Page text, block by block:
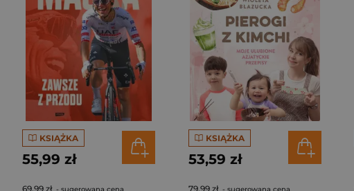
KSIĄŻKA
55,99 zł
69,99 zł
KSIĄŻKA
53,59 zł
79,99 zł